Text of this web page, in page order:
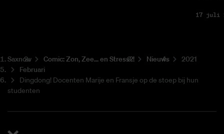
17 juli
Saxnow Co­mic: Zon, Zee... en Stress?! Nieuws
2021
Februari
Dingdong! Docenten Marije en Fransje op de stoep bij hun
studenten